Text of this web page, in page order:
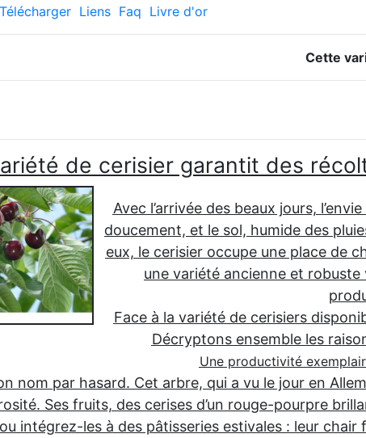
Télécharger Liens Faq Livre d'or
Cette
de cerisier garantit des
Avec l’arrivée des beaux jours,
doucement, et le sol, humide des
eux, le cerisier occupe une place de
une variété ancienne et robuste
Face à la variété de cerisiers
Décryptons ensemble les
Une productivité
nom par hasard. Cet arbre, qui a vu le jour en
Ses fruits, des cerises d’un rouge-pourpre
intégrez-les à des pâtisseries estivales : leur